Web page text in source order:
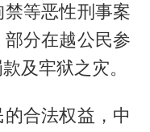
等恶性刑事案
分在越公民参
及牢狱之灾。
合法权益，中